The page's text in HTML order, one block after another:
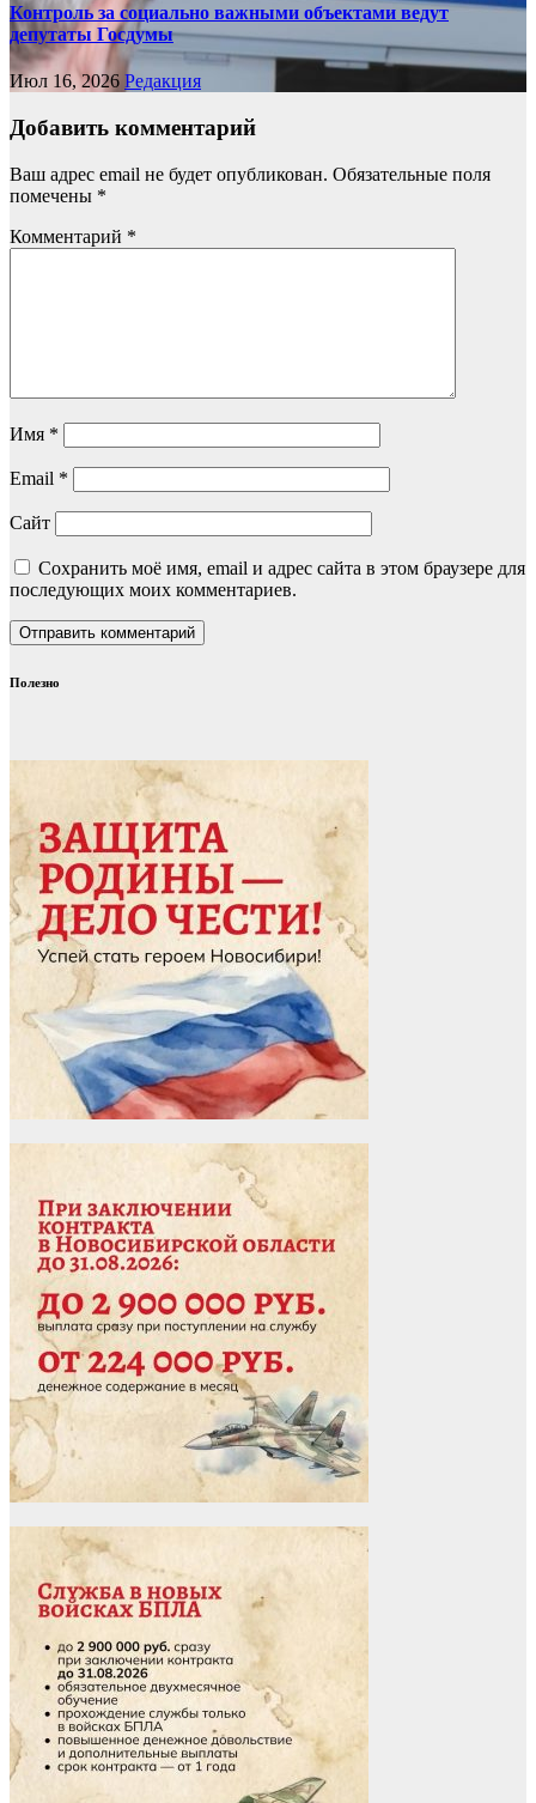
Контроль за социально важными объектами ведут
депутаты Госдумы
Июл 16, 2026 Редакция
Добавить комментарий
Ваш адрес email не будет опубликован. Обязательные поля
помечены *
Комментарий *
Имя *
Email *
Сайт
Сохранить моё имя, email и адрес сайта в этом браузере для
последующих моих комментариев.
Полезно